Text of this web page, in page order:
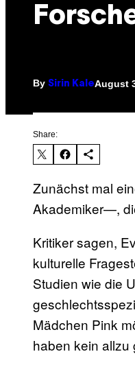
By Sirin KaleAugust
Share:
Zunächst mal
Akademiker—,
Kritiker sagen,
kulturelle
Studien wie die
Mädchen Pink
haben kein allzu